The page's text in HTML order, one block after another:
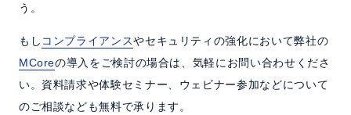
う。
もし コンプライアンスやセキュリティの強化において弊社の
MCoreの導入をご検討の場合は、気軽にお問い合わせくださ
い。資料請求や体験セミナー、ウェビナー参加などについて
のご相談なども無料で承ります。